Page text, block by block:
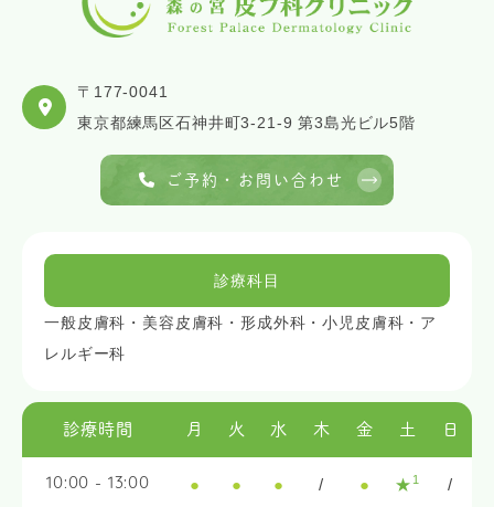
〒177-0041
東京都練馬区石神井町3-21-9 第3島光ビル5階
ご予約・お問い合わせ
診療科目
一般皮膚科・美容皮膚科・形成外科・小児皮膚科・ア
レルギー科
診療時間 月 火 水 木 金 土 日
10:00 - 13:00 ● ● ● / ● ★ 1 /